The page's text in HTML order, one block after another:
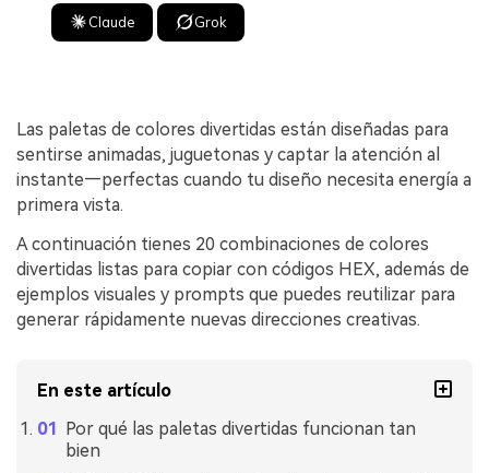
Claude Grok
Las paletas de colores divertidas están diseñadas para
sentirse animadas, juguetonas y captar la atención al
instante—perfectas cuando tu diseño necesita energía a
primera vista.
A continuación tienes 20 combinaciones de colores
divertidas listas para copiar con códigos HEX, además de
ejemplos visuales y prompts que puedes reutilizar para
generar rápidamente nuevas direcciones creativas.
En este artículo
Por qué las paletas divertidas funcionan tan
bien